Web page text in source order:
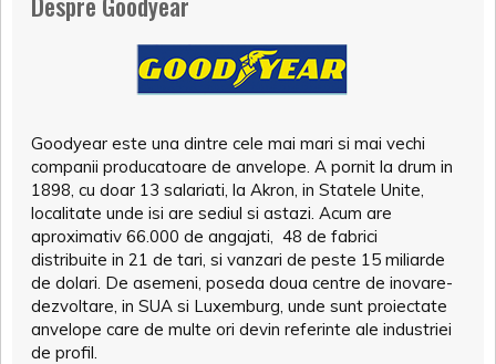
Goodyear este una dintre cele mai mari si mai vechi
companii producatoare de anvelope. A pornit la drum in
1898, cu doar 13 salariati, la Akron, in Statele Unite,
localitate unde isi are sediul si astazi. Acum are
aproximativ 66.000 de angajati, 48 de fabrici
distribuite in 21 de tari, si vanzari de peste 15 miliarde
de dolari. De asemeni, poseda doua centre de inovare-
dezvoltare, in SUA si Luxemburg, unde sunt proiectate
anvelope care de multe ori devin referinte ale industriei
de profil.